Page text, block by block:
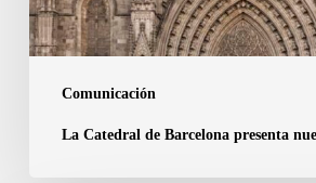
Comunicación
La Catedral de Barcelona presenta